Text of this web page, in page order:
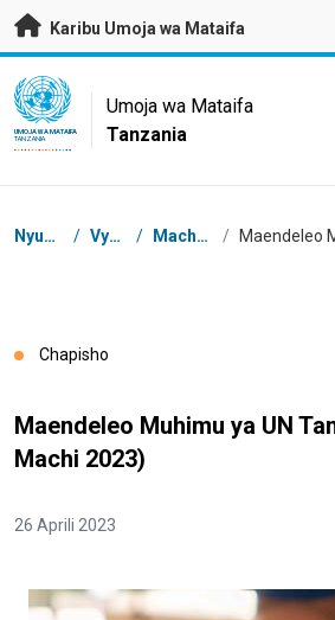
Nenda kwenye maudhui husika
Karibu Umoja wa Mataifa
UN Logo
UMOJA WA MATAIFA
TANZANIA
Umoja wa Mataifa
Tanzania
Masalia
Nyumbani / Vyanzo / Machapisho /
Chapisho
Maendeleo Muhimu ya UN
Machi 2023)
26 Aprili 2023